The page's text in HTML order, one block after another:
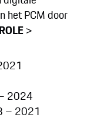
het PCM door
>
2024
– 2021